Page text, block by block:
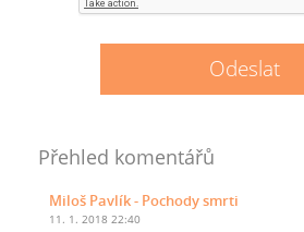
Přehled komentářů
Miloš Pavlík- Pochody smrti
11. 1. 2018 22:40